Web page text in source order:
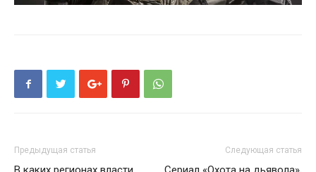
Предыдущая статья Следующая статья